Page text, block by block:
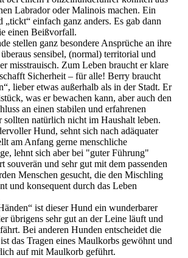
Labrador oder Malinois machen. Ein
„tickt“ einfach ganz anders. Es gab dann
einen Beißvorfall.
stellen ganz besondere Ansprüche an ihre
sensibel, (normal) territorial und
misstrauisch. Zum Leben braucht er klare
Sicherheit – für alle! Berry braucht
lieber etwas außerhalb als in der Stadt. Er
was er bewachen kann, aber auch den
an einen stabilen und erfahrenen
sollten natürlich nicht im Haushalt leben.
Hund, sehnt sich nach adäquater
am Anfang gerne menschliche
lehnt sich aber bei "guter Führung"
souverän und sehr gut mit dem passenden
Menschen gesucht, die den Mischling
und konsequent durch das Leben
ist dieser Hund ein wunderbarer
übrigens sehr gut an der Leine läuft und
Bei anderen Hunden entscheidet die
das Tragen eines Maulkorbs gewöhnt und
auf mit Maulkorb geführt.